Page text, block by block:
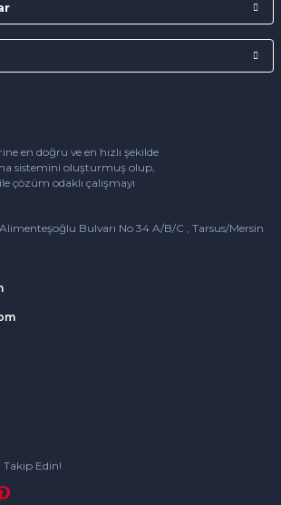
en doğru ve en hızlı şekilde
sistemini oluşturmuş olup,
çözüm odaklı çalışmayı
Bulvarı No 34 A/B/C , Tarsus/Mersin
Takip Edin!